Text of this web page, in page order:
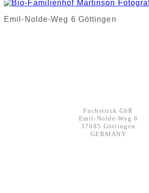
Emil-Nolde-Weg 6 Göttingen
Fuchstrick GbR
Emil-Nolde-Weg 6
37085 Göttingen
GERMANY